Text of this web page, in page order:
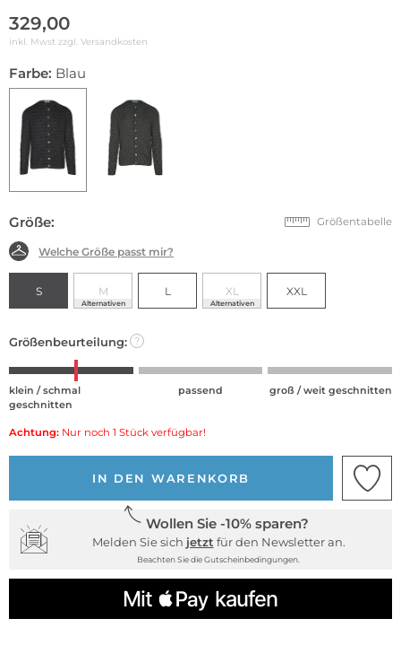
329,00
inkl. Mwst zzgl. Versandkosten
Farbe: Blau
Größe: Größentabelle
Welche Größe passt mir?
S M
Alternativen
L XL
Alternativen
XXL
Größenbeurteilung: ?
klein / schmal
geschnitten
passend groß / weit geschnitten
Achtung: Nur noch 1 Stück verfügbar!
IN DEN WARENKORB
Wollen Sie -10% sparen?
Melden Sie sich jetzt für den Newsletter an.
Beachten Sie die Gutscheinbedingungen.